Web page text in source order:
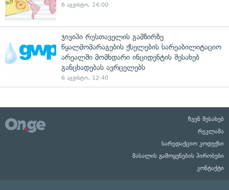
6 აგვისტო, 14:00
ჯივიპი რუსთაველის გამზირზე
წყალმომარაგების ქსელების სარეაბილიტაციო
არეალში მომხდარი ინციდენტის შესახებ
განცხადებას ავრცელებს
6 აგვისტო, 12:40
ჩვენ შესახებ
რეკლამა
სარედაქციო კოდექსი
მასალის გამოყენების პირობები
კონტაქტი